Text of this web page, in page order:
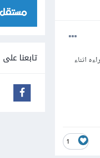
اثناء
1
تابعنا على